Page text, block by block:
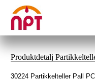
Produktdetalj
30224 Partikkelteller Pall